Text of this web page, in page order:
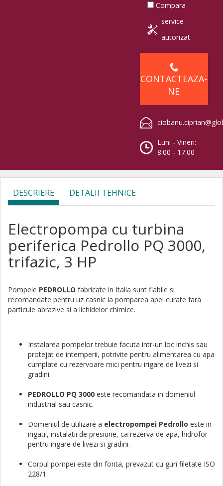
Compara
service
autorizat
CONTACTEAZA-
NE
Luni - Vineri:
8:00 - 17:00
DESCRIERE DETALII TEHNICE
Electropompa cu turbina
periferica Pedrollo PQ 3000,
trifazic, 3 HP
Pompele PEDROLLO fabricate in Italia sunt fiabile si
recomandate pentru uz casnic la pomparea apei curate fara
particule abrazive si a lichidelor chimice.
Instalarea pompelor trebuie facuta intr-un loc inchis sau
protejat de intemperii, potrivite pentru alimentarea cu apa
cumplate cu rezervoare mici pentru irigare de livezi si
gradini.
PEDROLLO PQ 3000 este recomandata in domeniul
industrial sau casnic.
Domeniul de utilizare a electropompei Pedrollo este in
irigatii, instalatii de presiune, ca rezerva de apa, hidrofor
pentru irigare de livezi si gradini.
Corpul pompei este din fonta, prevazut cu guri filetate ISO
228/1.